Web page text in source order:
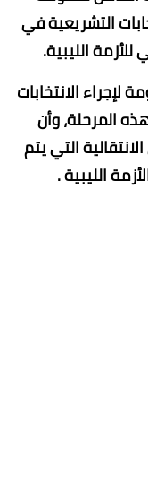
التشريعية في
للأزمة الليبية.
لإجراء الانتخابات
المرحلة، وأن
التي يتم
الليبية .